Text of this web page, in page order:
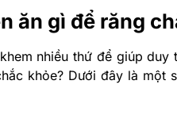
ăn gì để răng
nhiều thứ để giúp
khỏe? Dưới đây là một